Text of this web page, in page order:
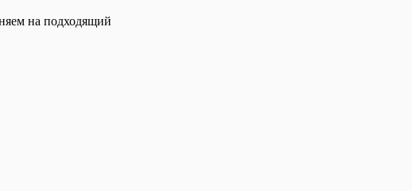
на подходящий